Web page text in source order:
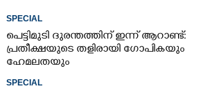
SPECIAL
പെട്ടിമുടി ദുരന്തത്തിന് ഇന്ന് ആറാണ്ട്:
പ്രതീക്ഷയുടെ തളിരായി ഗോപികയും
ഹേമലതയും
SPECIAL